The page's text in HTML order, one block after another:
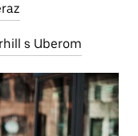
s Uberom